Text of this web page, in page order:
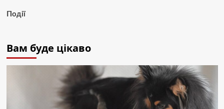
Події
Вам буде цікаво